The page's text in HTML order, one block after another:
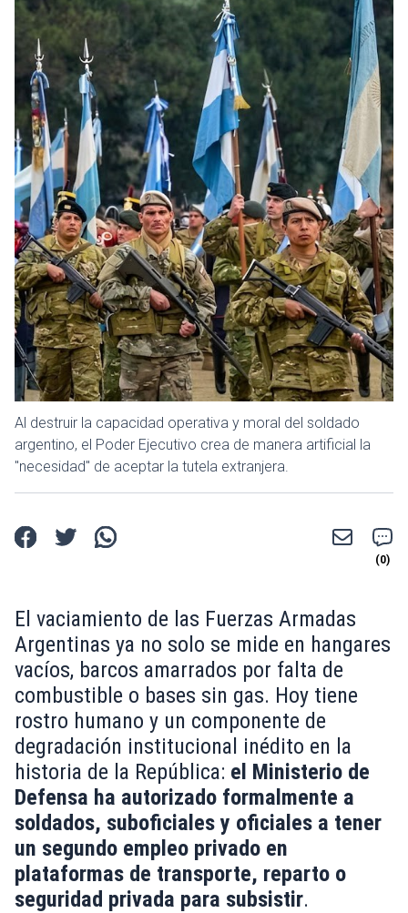
Al destruir la capacidad operativa y moral del soldado
argentino, el Poder Ejecutivo crea de manera artificial la
"necesidad" de aceptar la tutela extranjera.
El vaciamiento de las Fuerzas Armadas
Argentinas ya no solo se mide en hangares
vacíos, barcos amarrados por falta de
combustible o bases sin gas. Hoy tiene
rostro humano y un componente de
degradación institucional inédito en la
historia de la República: el Ministerio de
Defensa ha autorizado formalmente a
soldados, suboficiales y oficiales a tener
un segundo empleo privado en
plataformas de transporte, reparto o
seguridad privada para subsistir.